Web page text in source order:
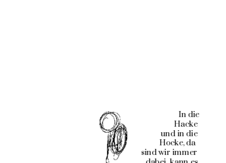
In die
Hacke
und in die
Hocke, da
sind wir immer